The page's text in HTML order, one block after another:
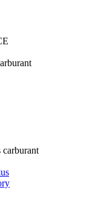
carburant